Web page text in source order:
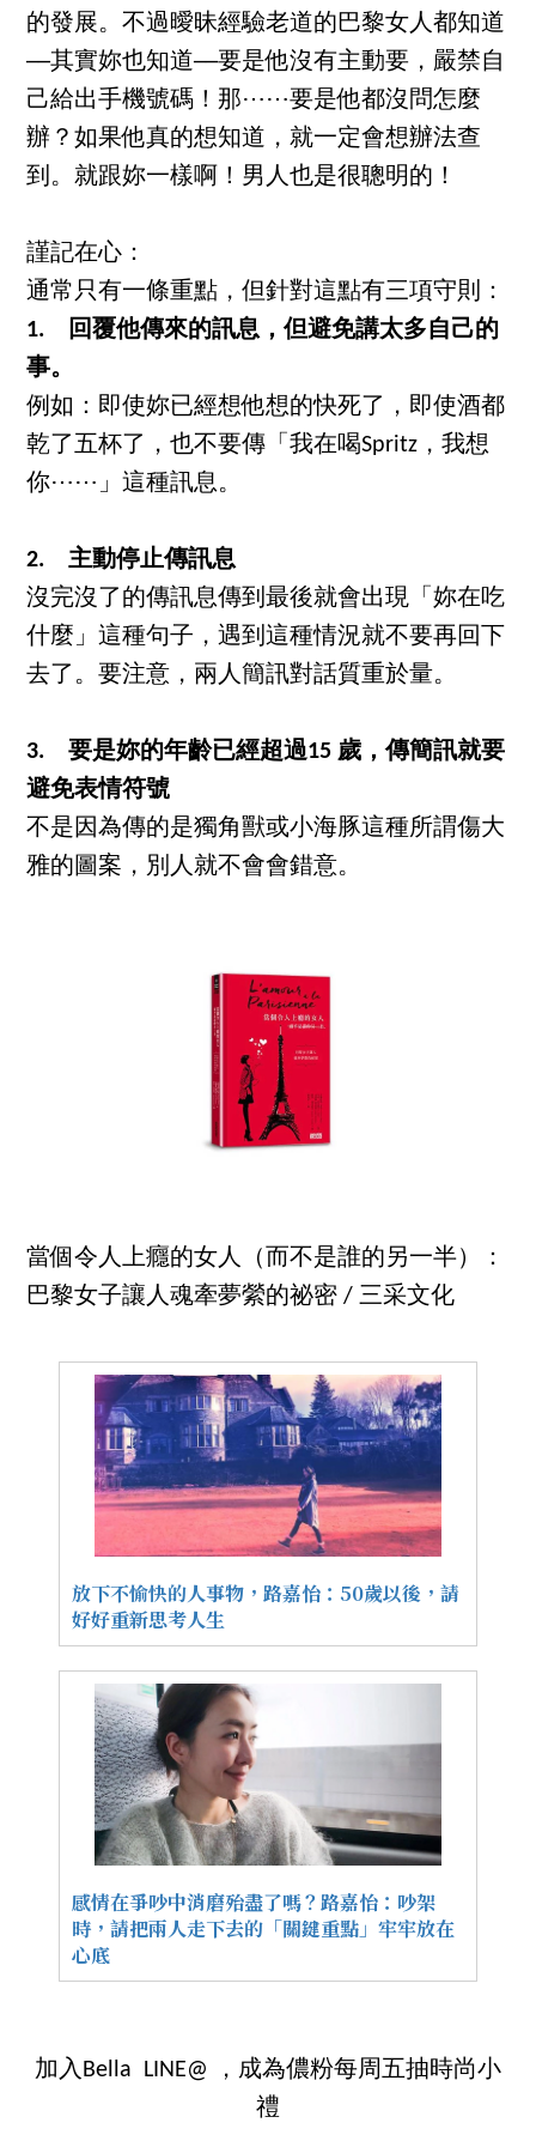
的發展。不過曖昧經驗老道的巴黎女人都知道
──其實妳也知道──要是他沒有主動要，嚴禁自
己給出手機號碼！那⋯⋯要是他都沒問怎麼
辦？如果他真的想知道，就一定會想辦法查
到。就跟妳一樣啊！男人也是很聰明的！
謹記在心：
通常只有一條重點，但針對這點有三項守則：
1. 回覆他傳來的訊息，但避免講太多自己的
事。
例如：即使妳已經想他想的快死了，即使酒都
乾了五杯了，也不要傳「我在喝Spritz，我想
你⋯⋯」這種訊息。
2. 主動停止傳訊息
沒完沒了的傳訊息傳到最後就會出現「妳在吃
什麼」這種句子，遇到這種情況就不要再回下
去了。要注意，兩人簡訊對話質重於量。
3. 要是妳的年齡已經超過15 歲，傳簡訊就要
避免表情符號
不是因為傳的是獨角獸或小海豚這種所謂傷大
雅的圖案，別人就不會會錯意。
當個令人上癮的女人（而不是誰的另一半）：
巴黎女子讓人魂牽夢縈的祕密 / 三采文化
放下不愉快的人事物，路嘉怡：50歲以後，請
好好重新思考人生
感情在爭吵中消磨殆盡了嗎？路嘉怡：吵架
時，請把兩人走下去的「關鍵重點」牢牢放在
心底
加入Bella LINE@ ，成為儂粉每周五抽時尚小
禮